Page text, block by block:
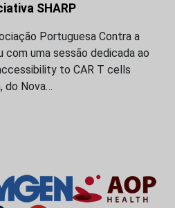
SHARP
Portuguesa Contra a
com uma sessão dedicada ao
to CAR T cells
do Nova…